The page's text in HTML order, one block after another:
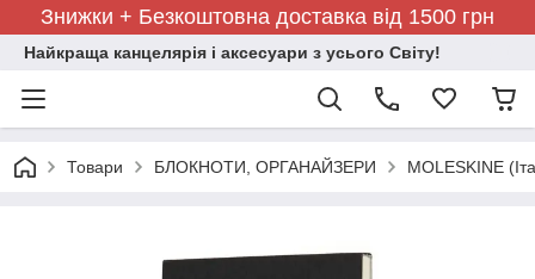
Знижки + Безкоштовна доставка від 1500 грн
Найкраща канцелярія і аксесуари з усього Світу!
Товари БЛОКНОТИ, ОРГАНАЙЗЕРИ MOLESKINE